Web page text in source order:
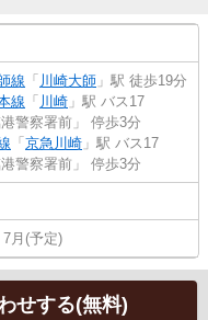
線 「 川崎大師 」駅 徒歩19分
線 「 川崎 」駅 バス17
警察署前」 停歩3分
「 京急川崎 」駅 バス17
警察署前」 停歩3分
月(予定)
せする(無料)